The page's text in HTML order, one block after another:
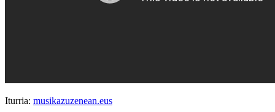
Iturria: musikazuzenean.eus